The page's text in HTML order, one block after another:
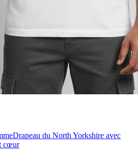
Drapeau du North Yorkshire avec
cœur